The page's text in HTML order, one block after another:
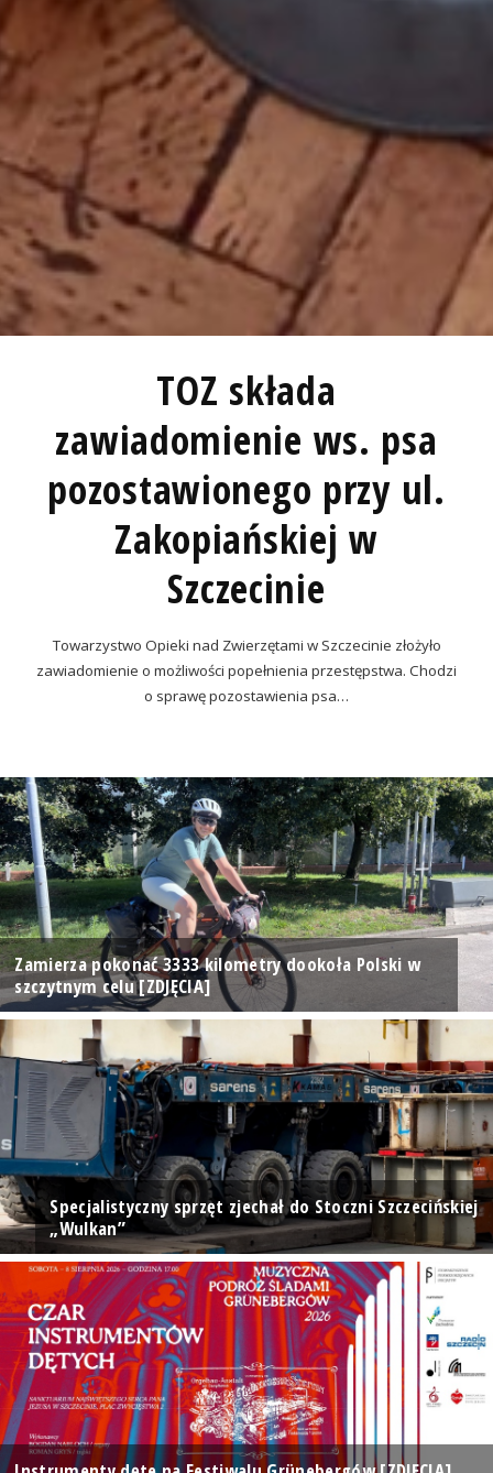
TOZ składa
zawiadomienie ws. psa
pozostawionego przy ul.
Zakopiańskiej w
Szczecinie
Towarzystwo Opieki nad Zwierzętami w Szczecinie złożyło
zawiadomienie o możliwości popełnienia przestępstwa. Chodzi
o sprawę pozostawienia psa…
Zamierza pokonać 3333 kilometry dookoła Polski w
szczytnym celu [ZDJĘCIA]
Specjalistyczny sprzęt zjechał do Stoczni Szczecińskiej
„Wulkan”